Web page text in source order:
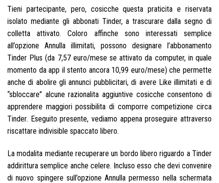
Tieni partecipante, pero, cosicche questa praticita e riservata
isolato mediante gli abbonati Tinder, a trascurare dalla segno di
colletta attivato. Coloro affinche sono interessati semplice
all’opzione Annulla illimitati, possono designare l’abbonamento
Tinder Plus (da 7,57 euro/mese se attivato da computer, in quale
momento da app il stento ancora 10,99 euro/mese) che permette
anche di abolire gli annunci pubblicitari, di avere Like illimitati e di
“sbloccare” alcune razionalita aggiuntive cosicche consentono di
apprendere maggiori possibilita di comporre competizione circa
Tinder. Eseguito presente, vediamo appena proseguire attraverso
riscattare indivisible spaccato libero.
La modalita mediante recuperare un bordo libero riguardo a Tinder
addirittura semplice anche celere. Incluso esso che devi convenire
di nuovo spingere sull’opzione Annulla permesso nella schermata